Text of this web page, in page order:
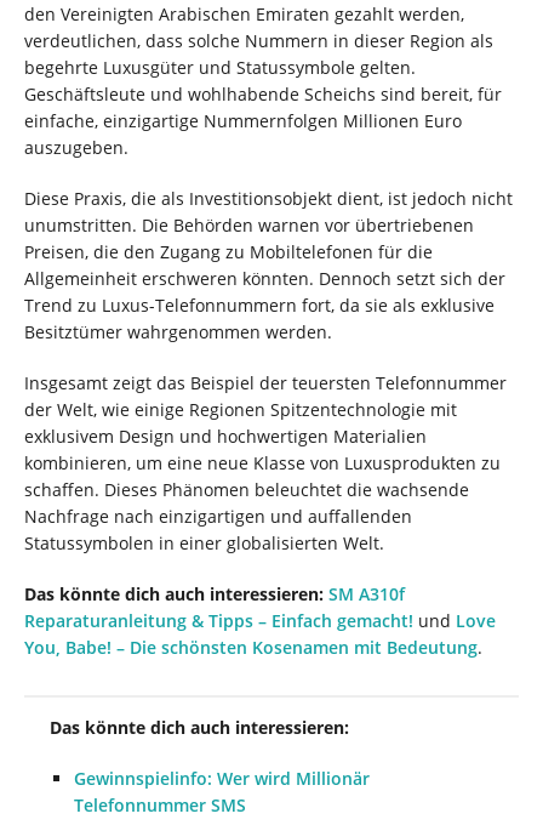
den Vereinigten Arabischen Emiraten gezahlt werden,
verdeutlichen, dass solche Nummern in dieser Region als
begehrte Luxusgüter und Statussymbole gelten.
Geschäftsleute und wohlhabende Scheichs sind bereit, für
einfache, einzigartige Nummernfolgen Millionen Euro
auszugeben.
Diese Praxis, die als Investitionsobjekt dient, ist jedoch nicht
unumstritten. Die Behörden warnen vor übertriebenen
Preisen, die den Zugang zu Mobiltelefonen für die
Allgemeinheit erschweren könnten. Dennoch setzt sich der
Trend zu Luxus-Telefonnummern fort, da sie als exklusive
Besitztümer wahrgenommen werden.
Insgesamt zeigt das Beispiel der teuersten Telefonnummer
der Welt, wie einige Regionen Spitzentechnologie mit
exklusivem Design und hochwertigen Materialien
kombinieren, um eine neue Klasse von Luxusprodukten zu
schaffen. Dieses Phänomen beleuchtet die wachsende
Nachfrage nach einzigartigen und auffallenden
Statussymbolen in einer globalisierten Welt.
Das könnte dich auch interessieren: SM A310f
Reparaturanleitung & Tipps – Einfach gemacht! und Love
You, Babe! – Die schönsten Kosenamen mit Bedeutung.
Das könnte dich auch interessieren:
Gewinnspielinfo: Wer wird Millionär
Telefonnummer SMS